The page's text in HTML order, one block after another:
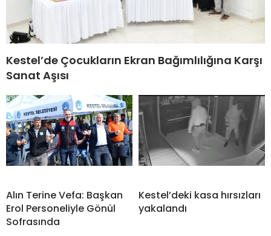
Kestel’de Çocukların Ekran Bağımlılığına Karşı
Sanat Aşısı
Alın Terine Vefa: Başkan
Erol Personeliyle Gönül
Sofrasında
Kestel’deki kasa hırsızları
yakalandı